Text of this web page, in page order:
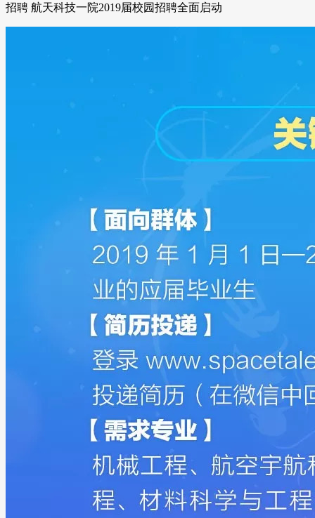
招聘 航天科技一院2019届校园招聘全面启动